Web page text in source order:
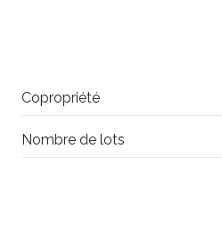
Copropriété
Nombre de lots